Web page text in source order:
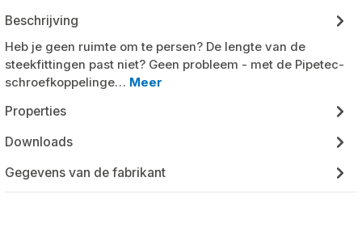
Beschrijving
Heb je geen ruimte om te persen? De lengte van de
steekfittingen past niet? Geen probleem - met de Pipetec-
schroefkoppelinge… Meer
Properties
Downloads
Gegevens van de fabrikant